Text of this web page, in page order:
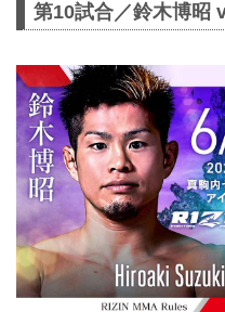
第10試合／鈴木博昭